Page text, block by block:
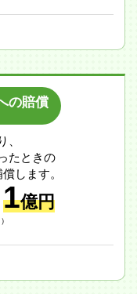
の賠償
、
たときの
します。
1億円